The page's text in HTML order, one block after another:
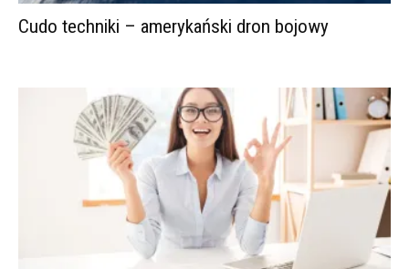
Cudo techniki – amerykański dron bojowy